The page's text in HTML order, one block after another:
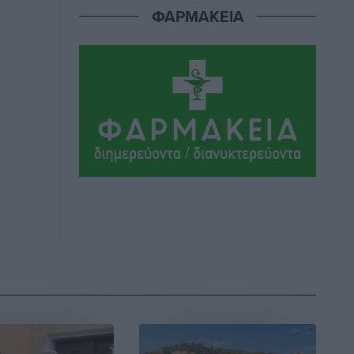
πριν 3 ώρες
Ιππότες: Με το βλέμμα στραμμένο στο
μέλλον
Αθλητικά• πριν 3 ώρες
Ολοκλήρωση του έργου αναβάθμισης
Μελάθρου
Τοπικές Ειδήσεις• πριν 4 ώρες
ΦΑΡΜΑΚΕΙΑ